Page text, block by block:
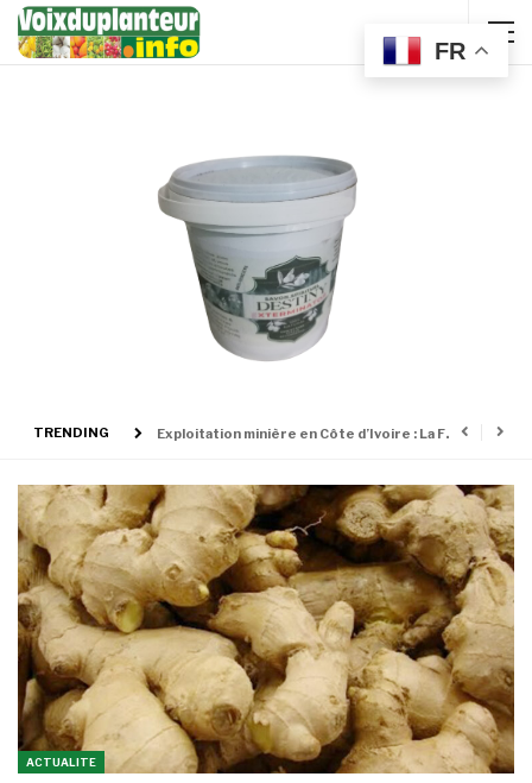
TRENDING
Exploitation minière en Côte d’Ivoire : La FECOMCI sera officiellement présentée aux autorités
ACTUALITE
FR